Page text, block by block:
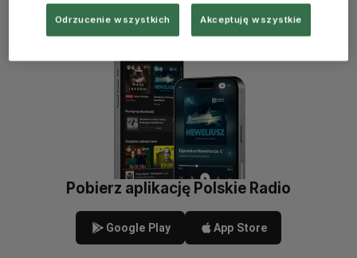
Pobierz aplikację Polskie Radio
Google Play App Store
Odrzucenie wszystkich Akceptuję wszystkie